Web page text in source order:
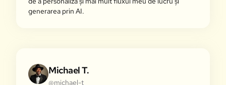
generarea prin AI.
Michael T.
@michael-t